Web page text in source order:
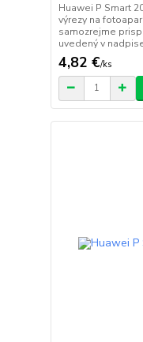
Huawei P Smart
výrezy na
samozrejme
uvedený v
4,82 €/ks